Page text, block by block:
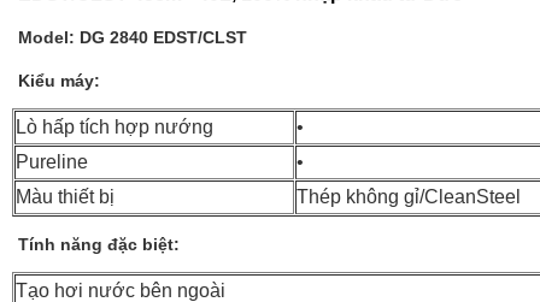
Model: DG 2840 EDST/CLST
Kiểu máy:
Lò hấp tích hợp nướng
•
Pureline
•
Màu thiết bị
Thép không gỉ/CleanSteel
Tính năng đặc biệt:
Tạo hơi nước bên ngoài